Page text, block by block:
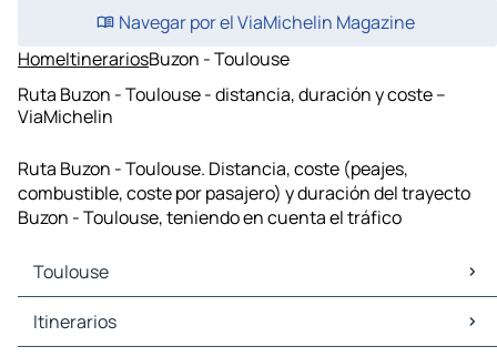
Navegar por el ViaMichelin Magazine
HomeItinerariosBuzon - Toulouse
Ruta Buzon - Toulouse - distancia, duración y coste –
ViaMichelin
Ruta Buzon - Toulouse. Distancia, coste (peajes,
combustible, coste por pasajero) y duración del trayecto
Buzon - Toulouse, teniendo en cuenta el tráfico
Toulouse
Toulouse Mapas Planos
Toulouse Trafico
Itinerarios